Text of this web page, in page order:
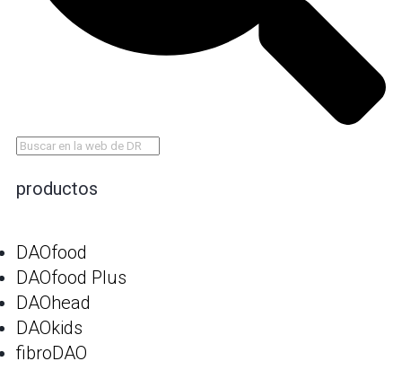
productos
DAOfood
DAOfood Plus
DAOhead
DAOkids
fibroDAO